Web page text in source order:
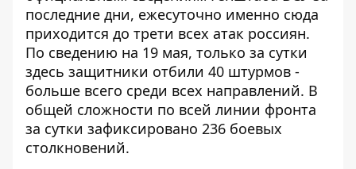
последние дни, ежесуточно именно сюда
приходится до трети всех атак россиян.
По сведению на 19 мая, только за сутки
здесь защитники отбили 40 штурмов -
больше всего среди всех направлений. В
общей сложности по всей линии фронта
за сутки зафиксировано 236 боевых
столкновений.